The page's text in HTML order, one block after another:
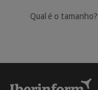
Qual é o tamanho?